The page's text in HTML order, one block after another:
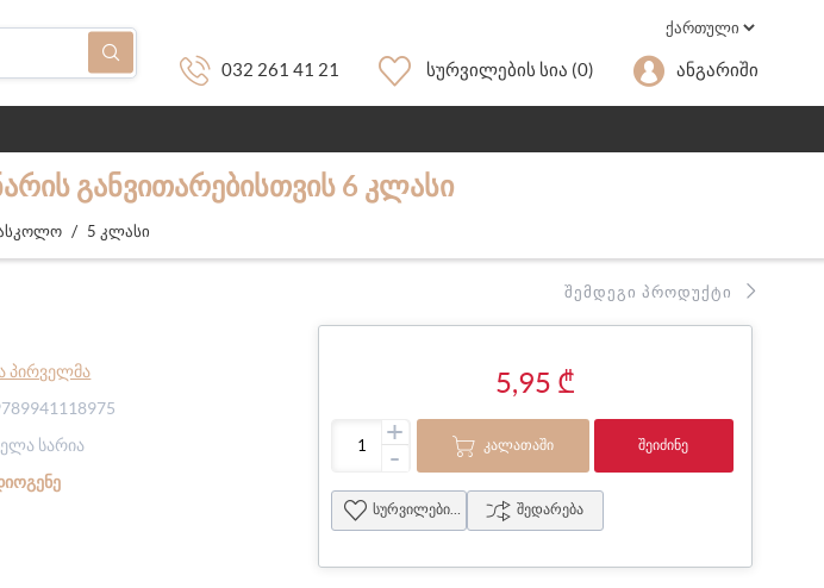
032 261 41 21 Სურვილების Სია (0) Ანგარიში
ᲒᲐᲜᲕᲘᲗᲐᲠᲔᲑᲘᲡᲗᲕᲘᲡ 6 ᲙᲚᲐᲡᲘ
/ 5 კლასი
ᲨᲔᲛᲓᲔᲒᲘ ᲞᲠᲝᲓᲣᲥᲢᲘ
პირველმა
სარია
5,95 ₾
+
- ᲙᲐᲚᲐᲗᲐᲨᲘ ᲨᲔᲘᲫᲘᲜᲔ
სურვილების სია შედარება